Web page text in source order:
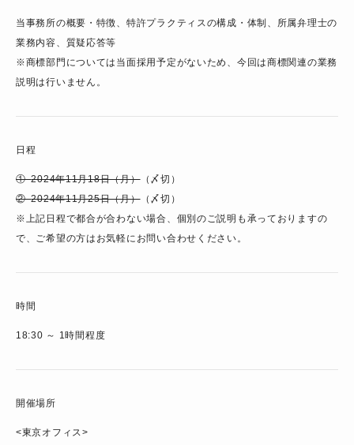
当事務所の概要・特徴、特許プラクティスの構成・体制、所属弁理士の
業務内容、質疑応答等
※商標部門については当面採用予定がないため、今回は商標関連の業務
説明は行いません。
日程
①2024年11月18日（月）（〆切）
②2024年11月25日（月）（〆切）
※上記日程で都合が合わない場合、個別のご説明も承っておりますの
で、ご希望の方はお気軽にお問い合わせください。
時間
18:30 ～ 1時間程度
開催場所
<東京オフィス>